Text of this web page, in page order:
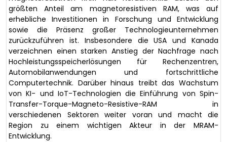
größten Anteil am magnetoresistiven RAM, was auf
erhebliche Investitionen in Forschung und Entwicklung
sowie die Präsenz großer Technologieunternehmen
zurückzuführen ist. Insbesondere die USA und Kanada
verzeichnen einen starken Anstieg der Nachfrage nach
Hochleistungsspeicherlösungen für Rechenzentren,
Automobilanwendungen und fortschrittliche
Computertechnik. Darüber hinaus treibt das Wachstum
von KI- und IoT-Technologien die Einführung von Spin-
Transfer-Torque-Magneto-Resistive-RAM in
verschiedenen Sektoren weiter voran und macht die
Region zu einem wichtigen Akteur in der MRAM-
Entwicklung.